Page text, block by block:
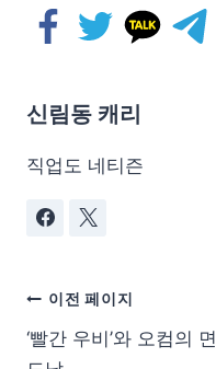
신림동 캐리
직업도 네티즌
이전 페이지
‘빨간 우비’와 오컴의 면